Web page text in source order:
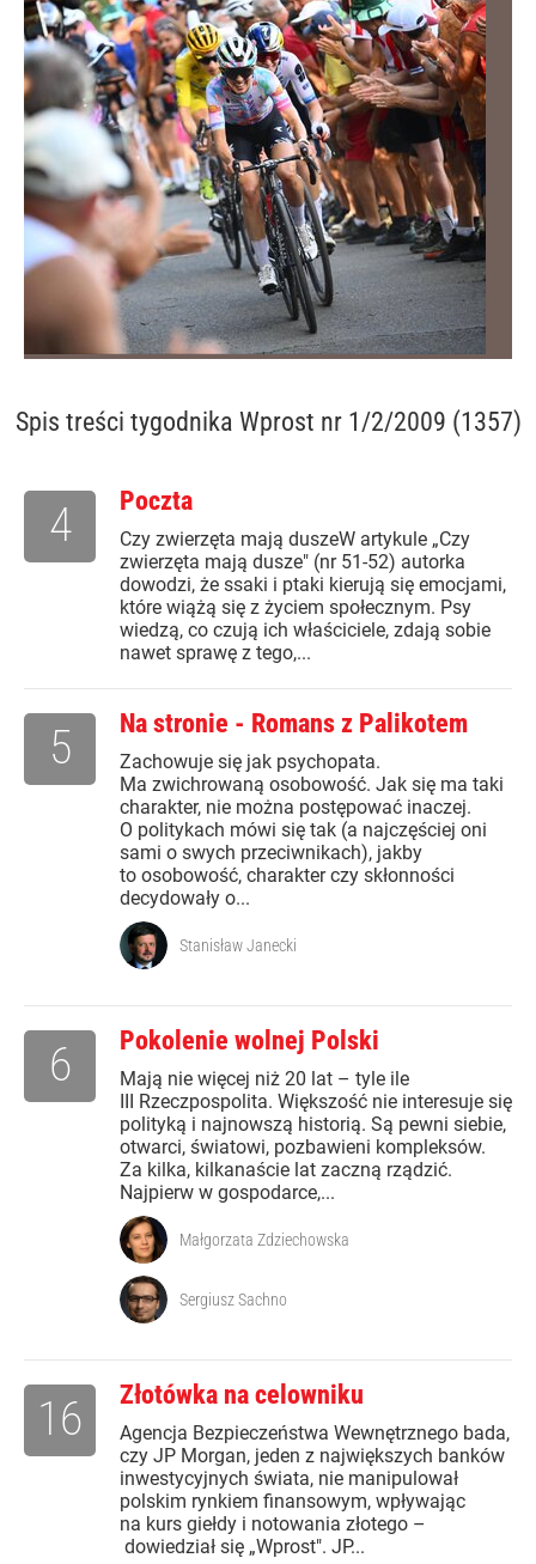
Spis treści tygodnika Wprost nr 1/2/2009 (1357)
Poczta
Czy zwierzęta mają duszeW artykule „Czy
zwierzęta mają dusze" (nr 51-52) autorka
dowodzi, że ssaki i ptaki kierują się emocjami,
które wiążą się z życiem społecznym. Psy
wiedzą, co czują ich właściciele, zdają sobie
nawet sprawę z tego,...
4
Na stronie - Romans z Palikotem
Zachowuje się jak psychopata.
Ma zwichrowaną osobowość. Jak się ma taki
charakter, nie można postępować inaczej.
O politykach mówi się tak (a najczęściej oni
sami o swych przeciwnikach), jakby
to osobowość, charakter czy skłonności
decydowały o...
5
Stanisław Janecki
Pokolenie wolnej Polski
Mają nie więcej niż 20 lat – tyle ile
III Rzeczpospolita. Większość nie interesuje się
polityką i najnowszą historią. Są pewni siebie,
otwarci, światowi, pozbawieni kompleksów.
Za kilka, kilkanaście lat zaczną rządzić.
Najpierw w gospodarce,...
6
Małgorzata Zdziechowska
Sergiusz Sachno
Złotówka na celowniku
Agencja Bezpieczeństwa Wewnętrznego bada,
czy JP Morgan, jeden z największych banków
inwestycyjnych świata, nie manipulował
polskim rynkiem finansowym, wpływając
na kurs giełdy i notowania złotego –
dowiedział się „Wprost". JP...
16